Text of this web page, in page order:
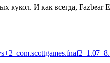
И как всегда, Fazbear